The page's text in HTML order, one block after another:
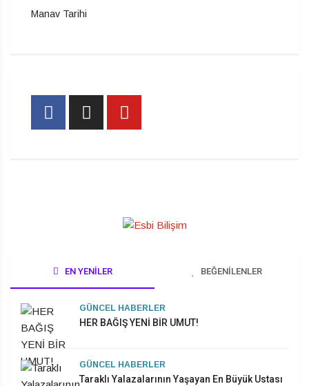
Manav Tarihi
EN YENILER BEĞENILENLER
GÜNCEL HABERLER
HER BAĞIŞ YENİ BİR UMUT!
GÜNCEL HABERLER
Taraklı Yalazalarının Yaşayan En Büyük Ustası